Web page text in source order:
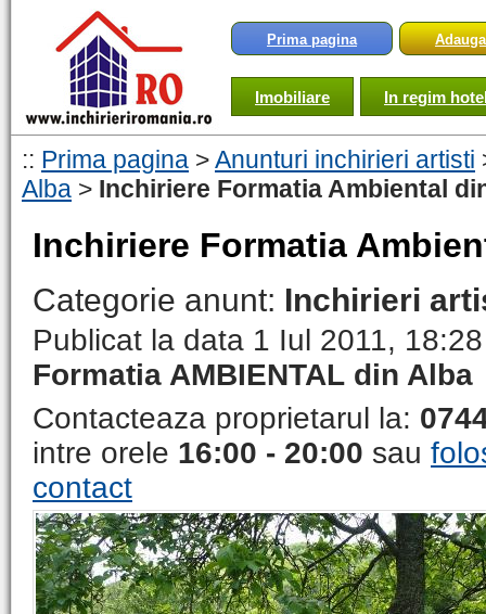
Prima pagina
Imobiliare In regim
:: Prima pagina >Anunturi inchirieri artisti
Alba > Inchiriere Formatia Ambiental
Inchiriere Formatia
Categorie anunt: Inchirieri
Publicat la data 1 Iul 2011,
Formatia AMBIENTAL din Alba
Contacteaza proprietarul la:
intre orele 16:00 - 20:00 sau
contact